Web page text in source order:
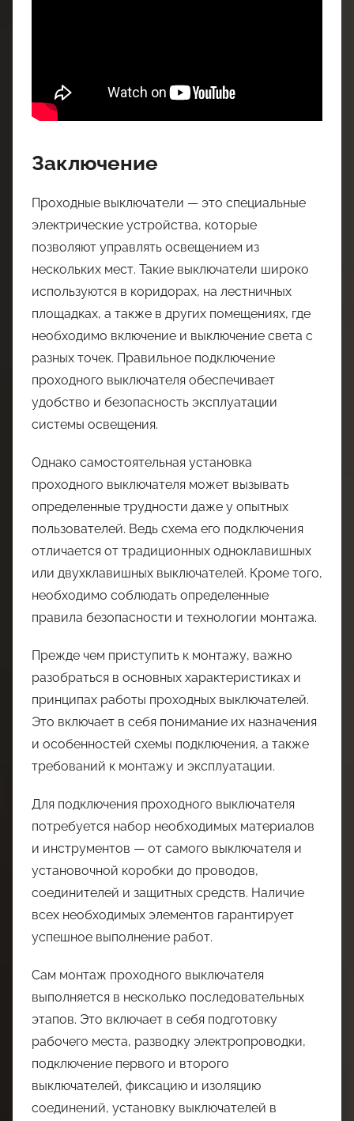
Заключение
Проходные выключатели — это специальные
электрические устройства, которые
позволяют управлять освещением из
нескольких мест. Такие выключатели широко
используются в коридорах, на лестничных
площадках, а также в других помещениях, где
необходимо включение и выключение света с
разных точек. Правильное подключение
проходного выключателя обеспечивает
удобство и безопасность эксплуатации
системы освещения.
Однако самостоятельная установка
проходного выключателя может вызывать
определенные трудности даже у опытных
пользователей. Ведь схема его подключения
отличается от традиционных одноклавишных
или двухклавишных выключателей. Кроме того,
необходимо соблюдать определенные
правила безопасности и технологии монтажа.
Прежде чем приступить к монтажу, важно
разобраться в основных характеристиках и
принципах работы проходных выключателей.
Это включает в себя понимание их назначения
и особенностей схемы подключения, а также
требований к монтажу и эксплуатации.
Для подключения проходного выключателя
потребуется набор необходимых материалов
и инструментов — от самого выключателя и
установочной коробки до проводов,
соединителей и защитных средств. Наличие
всех необходимых элементов гарантирует
успешное выполнение работ.
Сам монтаж проходного выключателя
выполняется в несколько последовательных
этапов. Это включает в себя подготовку
рабочего места, разводку электропроводки,
подключение первого и второго
выключателей, фиксацию и изоляцию
соединений, установку выключателей в